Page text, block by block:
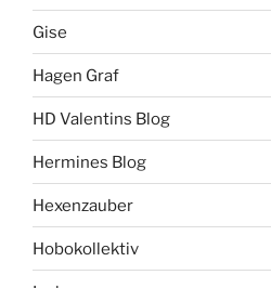
Gise
Hagen Graf
HD Valentins Blog
Hermines Blog
Hexenzauber
Hobokollektiv